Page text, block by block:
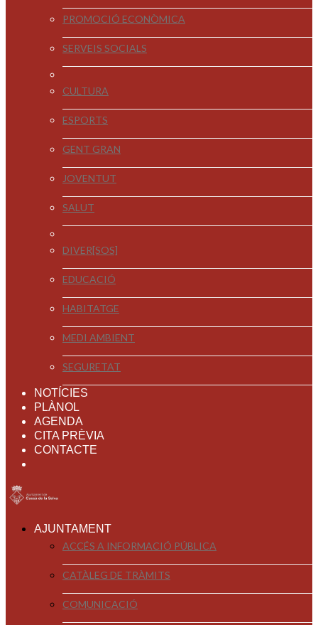
PROMOCIÓ ECONÒMICA
SERVEIS SOCIALS
CULTURA
ESPORTS
GENT GRAN
JOVENTUT
SALUT
DIVER[SOS]
EDUCACIÓ
HABITATGE
MEDI AMBIENT
SEGURETAT
NOTÍCIES
PLÀNOL
AGENDA
CITA PRÈVIA
CONTACTE
AJUNTAMENT
ACCÉS A INFORMACIÓ PÚBLICA
CATÀLEG DE TRÀMITS
COMUNICACIÓ